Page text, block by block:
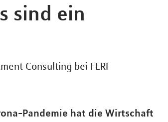
sind ein
Consulting bei FERI
Pandemie hat die Wirtschaft